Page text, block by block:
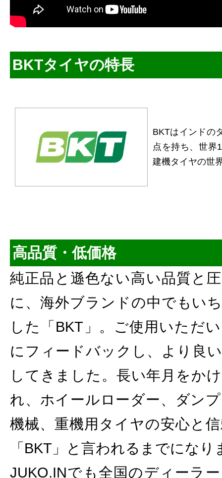
BKTタイヤの特長
BKTはインドの
点を持ち、世界
建機タイヤの世
高品質・低価格
純正品と遜色ない高い品質と
に、海外ブランドの中でもい
した「BKT」。ご使用いただ
にフィードバックし、より良
してきました。長い年月をか
れ、ホイールローダー、ダン
機械、重機用タイヤの安心と
「BKT」と言われるまでになり
JUKO.INでも全国のディーラ